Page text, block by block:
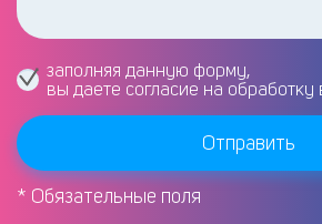
Тип отопления cian
заполняя данную форму,
вы даете согласие на
Отправить
* Обязательные поля